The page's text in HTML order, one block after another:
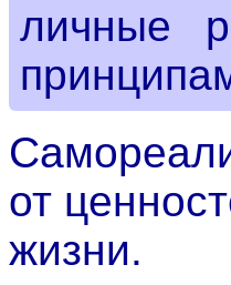
личные
от
жизни.